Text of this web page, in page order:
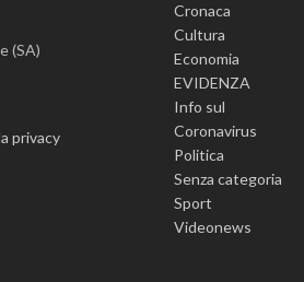
(SA)
privacy
Cronaca
Cultura
Economia
EVIDENZA
Info sul
Coronavirus
Politica
Senza categoria
Sport
Videonews